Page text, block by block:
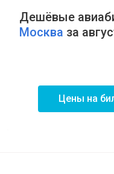
Дешёвые
Москва за
Цены на